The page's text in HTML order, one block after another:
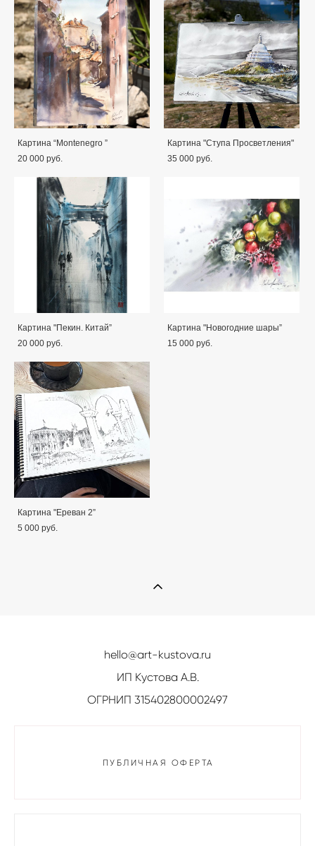
Картина “Montenegro ”
20 000 pуб.
Картина "Ступа Просветления"
35 000 pуб.
Картина "Пекин. Китай”
20 000 pуб.
Картина "Новогодние шары”
15 000 pуб.
Картина "Ереван 2”
5 000 pуб.
hello@art-kustova.ru
ИП Кустова А.В.
ОГРНИП 315402800002497
ПУБЛИЧНАЯ ОФЕРТА